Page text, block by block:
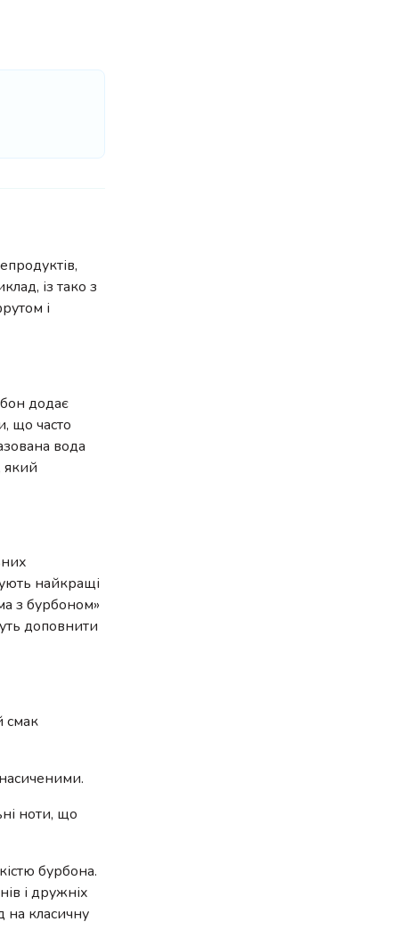
із тако з
і
додає
що часто
вода
який
найкращі
з бурбоном»
доповнити
смак
ноти, що
бурбона.
і дружніх
на класичну